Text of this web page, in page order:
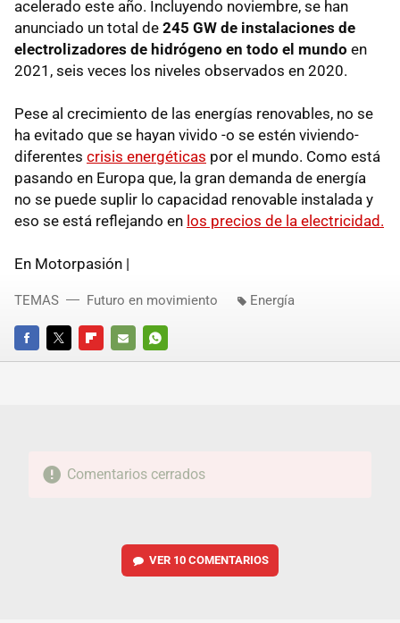
acelerado este año. Incluyendo noviembre, se han
anunciado un total de 245 GW de instalaciones de
electrolizadores de hidrógeno en todo el mundo en
2021, seis veces los niveles observados en 2020.
Pese al crecimiento de las energías renovables, no se
ha evitado que se hayan vivido -o se estén viviendo-
diferentes crisis energéticas por el mundo. Como está
pasando en Europa que, la gran demanda de energía
no se puede suplir lo capacidad renovable instalada y
eso se está reflejando en los precios de la electricidad.
En Motorpasión |
FACEBOOKTWITTERFLIPBOARD
E-
WHATSAPP
TEMAS Futuro en movimiento Energía
Comentarios cerrados
VER 10 COMENTARIOS